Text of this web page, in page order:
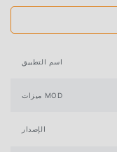
اسم التطبيق
ميزات MOD
الإصدار